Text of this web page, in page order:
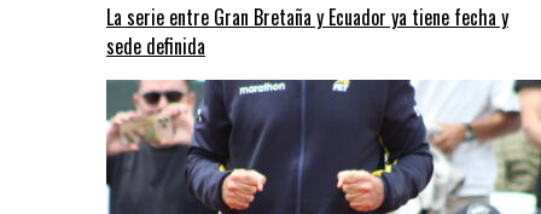
La serie entre Gran Bretaña y Ecuador ya tiene fecha y
sede definida